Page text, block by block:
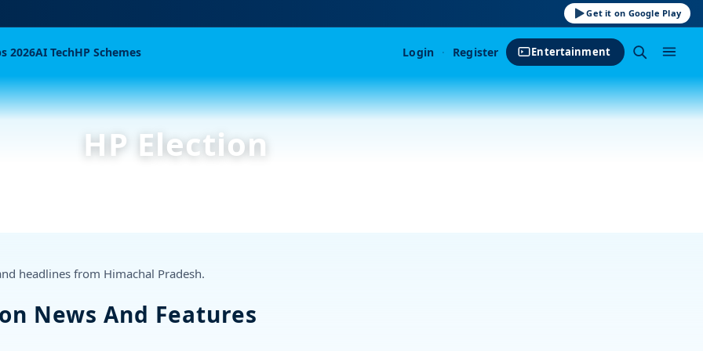
Get it on Google Play
2026AI TechHP Schemes Login · Register Entertainment
HP Election
headlines from Himachal Pradesh.
News And Features